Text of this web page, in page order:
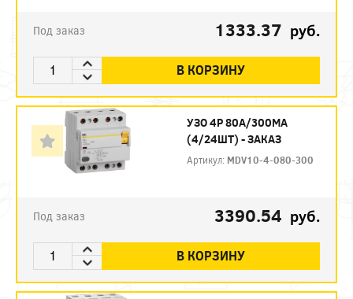
Под заказ 1333.37 руб.
В КОРЗИНУ
УЗО 4P 80А/300МА
(4/24ШТ) - ЗАКАЗ
Артикул: MDV10-4-080-300
Под заказ 3390.54 руб.
В КОРЗИНУ